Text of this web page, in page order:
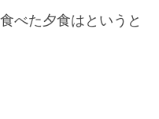
べた夕食はというと